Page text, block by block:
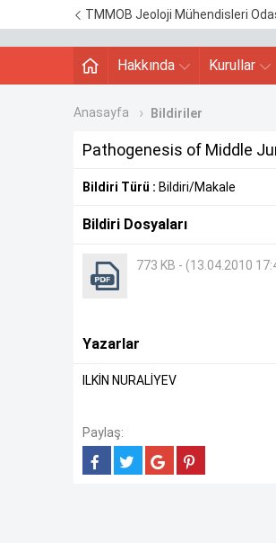
TMMOB Jeoloji Mühendisleri
Hakkında Kurullar
Anasayfa Bildiriler
Pathogenesis of Middle
Bildiri Türü : Bildiri/Makale
Bildiri Dosyaları
773 KB - (13.04.2010
Yazarlar
ILKİN NURALİYEV
Paylaş: